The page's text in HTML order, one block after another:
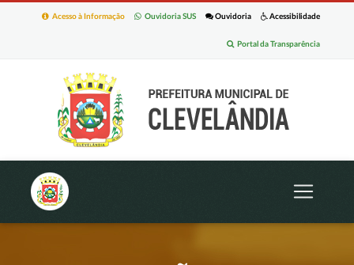
Acessibilidade
Ouvidoria
Ouvidoria SUS
Acesso à Informação
Portal da Transparência